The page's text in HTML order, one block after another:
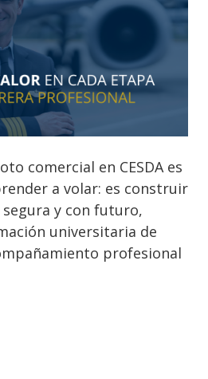
comercial en CESDA es
a volar: es construir
y con futuro,
universitaria de
profesional